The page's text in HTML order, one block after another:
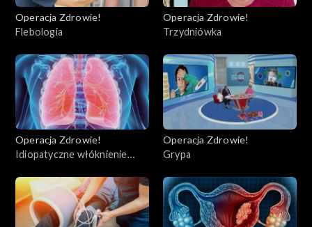
Operacja Zdrowie!
Flebologia
Operacja Zdrowie!
Trzydniówka
Operacja Zdrowie!
Idiopatyczne włóknienie
Operacja Zdrowie!
Grypa